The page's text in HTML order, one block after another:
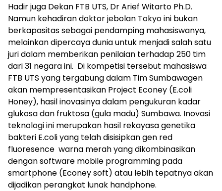
Hadir juga Dekan FTB UTS, Dr Arief Witarto Ph.D.
Namun kehadiran doktor jebolan Tokyo ini bukan
berkapasitas sebagai pendamping mahasiswanya,
melainkan dipercaya dunia untuk menjadi salah satu
juri dalam memberikan penilaian terhadap 250 tim
dari 31 negara ini. Di kompetisi tersebut mahasiswa
FTB UTS yang tergabung dalam Tim Sumbawagen
akan mempresentasikan Project Econey (E.coli
Honey), hasil inovasinya dalam pengukuran kadar
glukosa dan fruktosa (gula madu) Sumbawa. Inovasi
teknologi ini merupakan hasil rekayasa genetika
bakteri E.coli yang telah disisipkan gen red
fluoresence warna merah yang dikombinasikan
dengan software mobile programming pada
smartphone (Econey soft) atau lebih tepatnya akan
dijadikan perangkat lunak handphone.